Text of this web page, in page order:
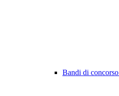
Bandi di concorso